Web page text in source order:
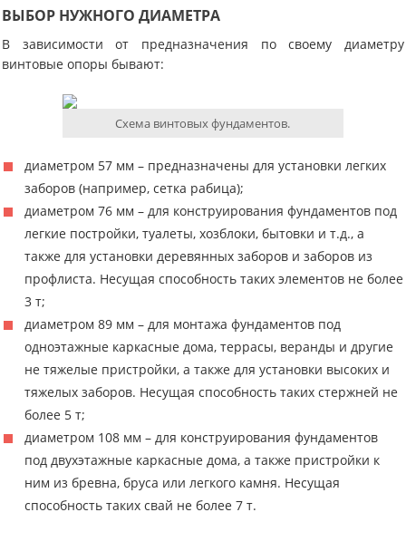
ВЫБОР НУЖНОГО ДИАМЕТРА
В зависимости от предназначения по своему диаметру
винтовые опоры бывают:
Схема винтовых фундаментов.
диаметром 57 мм – предназначены для установки легких
заборов (например, сетка рабица);
диаметром 76 мм – для конструирования фундаментов под
легкие постройки, туалеты, хозблоки, бытовки и т.д., а
также для установки деревянных заборов и заборов из
профлиста. Несущая способность таких элементов не более
3 т;
диаметром 89 мм – для монтажа фундаментов под
одноэтажные каркасные дома, террасы, веранды и другие
не тяжелые пристройки, а также для установки высоких и
тяжелых заборов. Несущая способность таких стержней не
более 5 т;
диаметром 108 мм – для конструирования фундаментов
под двухэтажные каркасные дома, а также пристройки к
ним из бревна, бруса или легкого камня. Несущая
способность таких свай не более 7 т.